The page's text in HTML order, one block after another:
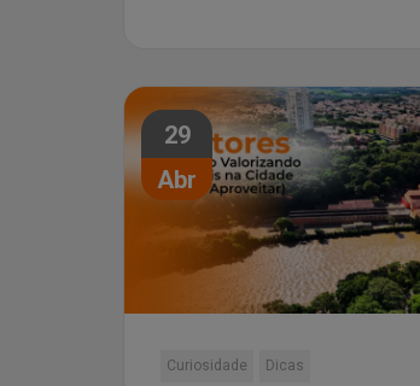
29
Abr
Curiosidade Dicas
Paginação
de
posts